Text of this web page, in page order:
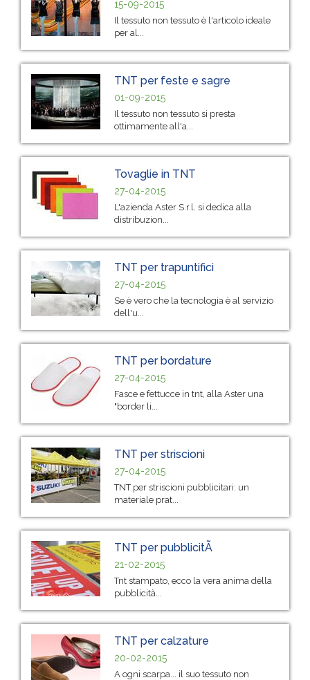
15-09-2015
Il tessuto non tessuto è l'articolo ideale
per al...
TNT per feste e sagre
01-09-2015
Il tessuto non tessuto si presta
ottimamente all'a...
Tovaglie in TNT
27-04-2015
L'azienda Aster S.r.l. si dedica alla
distribuzion...
TNT per trapuntifici
27-04-2015
Se è vero che la tecnologia è al servizio
dell'u...
TNT per bordature
27-04-2015
Fasce e fettucce in tnt, alla Aster una
"border li...
TNT per striscioni
27-04-2015
TNT per striscioni pubblicitari: un
materiale prat...
TNT per pubblicitÃ
21-02-2015
Tnt stampato, ecco la vera anima della
pubblicità...
TNT per calzature
20-02-2015
A ogni scarpa... il suo tessuto non